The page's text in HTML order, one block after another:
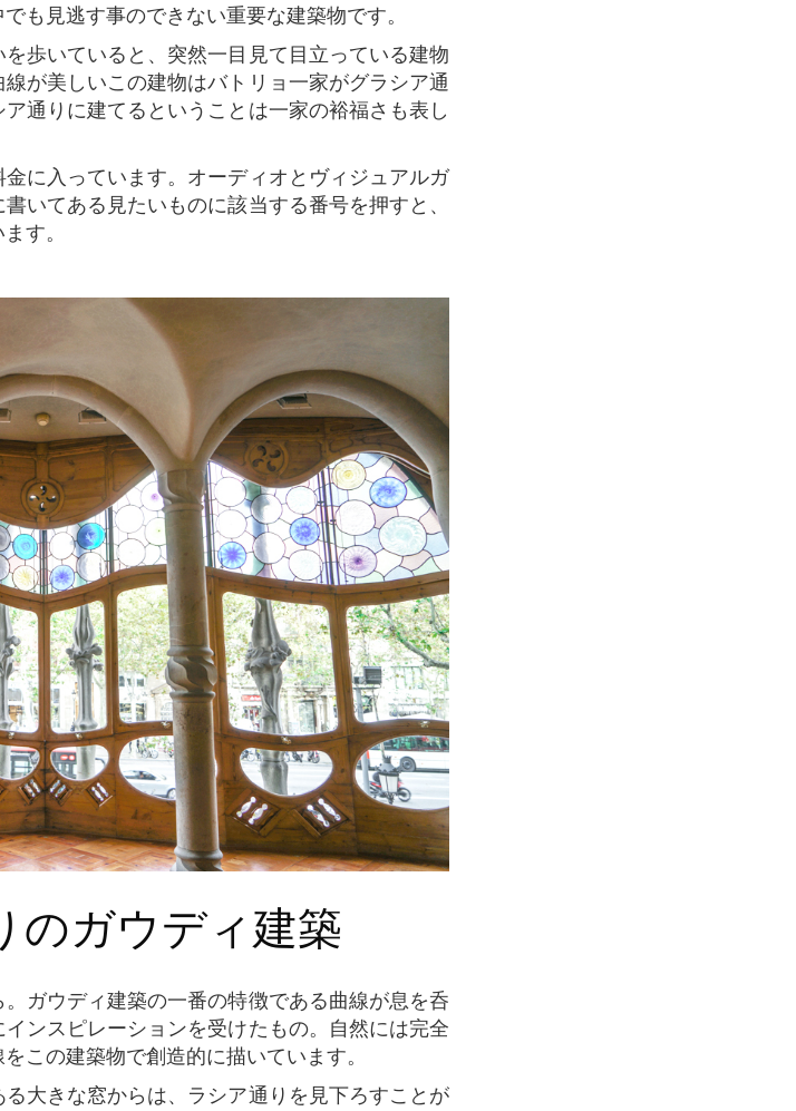
も見逃す事のできない重要な建築物です。
が美しいこの建物はバトリョ一家がグラシア通
通りに建てるということは一家の裕福さも表し
いてある見たいものに該当する番号を押すと、
す。
のガウディ建築
ンスピレーションを受けたもの。自然には完全
この建築物で創造的に描いています。